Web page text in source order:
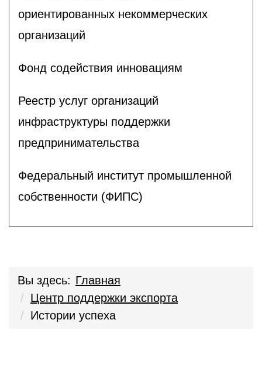
ориентированных некоммерческих
организаций
Фонд содействия инновациям
Реестр услуг организаций
инфраструктуры поддержки
предпринимательства
Федеральный институт промышленной
собственности (ФИПС)
Вы здесь: Главная
Центр поддержки экспорта
Истории успеха